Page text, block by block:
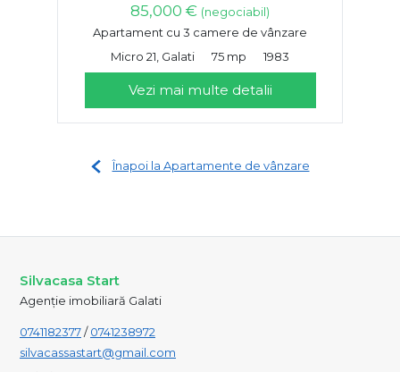
85,000 € (negociabil)
Apartament cu 3 camere de vânzare
Micro 21, Galati
75 mp 1983
Vezi mai multe detalii
Înapoi la Apartamente de vânzare
Silvacasa Start
Agenție imobiliară Galati
0741182377/0741238972
silvacassastart@gmail.com